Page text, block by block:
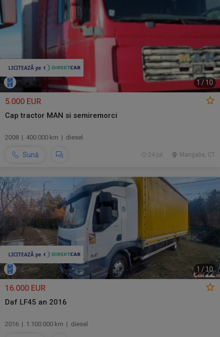
1 /10
5.000 EUR
Cap tractor MAN si semiremorci
2008 | 400.000 km | diesel
Sună Mangalia, CT
24 jul.
1 /10
16.000 EUR
Daf LF45 an 2016
2016 | 1.100.000 km | diesel